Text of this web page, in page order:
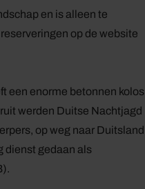
en is alleen te
op de website
een enorme betonnen kolos
werden Duitse Nachtjagd
op weg naar Duitsland
dienst gedaan als